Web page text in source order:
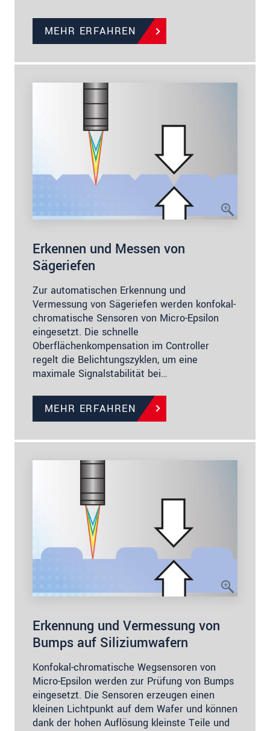
MEHR ERFAHREN
Erkennen und Messen von
Sägeriefen
Zur automatischen Erkennung und
Vermessung von Sägeriefen werden konfokal-
chromatische Sensoren von Micro-Epsilon
eingesetzt. Die schnelle
Oberflächenkompensation im Controller
regelt die Belichtungszyklen, um eine
maximale Signalstabilität bei…
MEHR ERFAHREN
Erkennung und Vermessung von
Bumps auf Siliziumwafern
Konfokal-chromatische Wegsensoren von
Micro-Epsilon werden zur Prüfung von Bumps
eingesetzt. Die Sensoren erzeugen einen
kleinen Lichtpunkt auf dem Wafer und können
dank der hohen Auflösung kleinste Teile und